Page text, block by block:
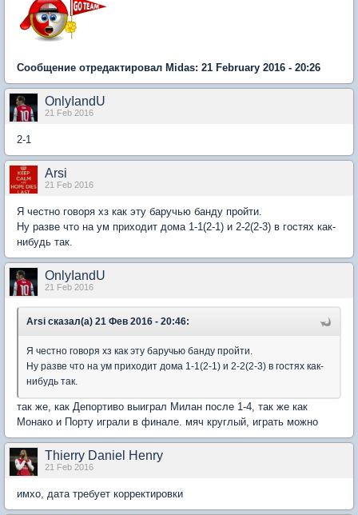
Сообщение отредактировал Midas: 21 February 2016 - 20:26
OnlyIandU
21 Feb 2016
2-1
Arsi
21 Feb 2016
Я честно говоря хз как эту баручью банду пройти.
Ну разве что на ум приходит дома 1-1(2-1) и 2-2(2-3) в гостях как-
нибудь так.
OnlyIandU
21 Feb 2016
Arsi сказал(а) 21 Фев 2016 - 20:46:
Я честно говоря хз как эту баручью банду пройти.
Ну разве что на ум приходит дома 1-1(2-1) и 2-2(2-3) в гостях как-
нибудь так.
так же, как Депортиво выиграл Милан после 1-4, так же как
Монако и Порту играли в финале. мяч круглый, играть можно
Thierry Daniel Henry
21 Feb 2016
имхо, дата требует корректировки